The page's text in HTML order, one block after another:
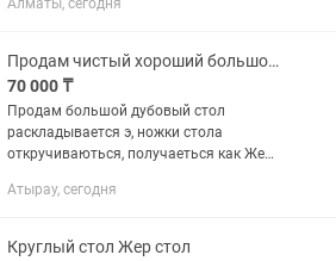
59а в районе 1 Алматы. Цена 3000тг в
Алматы, сегодня
Продам чистый хороший большой стол из чистого дерева дуба, раздвигаетьсЯ
70 000 ₸
Продам большой дубовый стол
раскладывается э, ножки стола
откручиваються, получаеться как Жер
Атырау, сегодня
Круглый стол Жер стол